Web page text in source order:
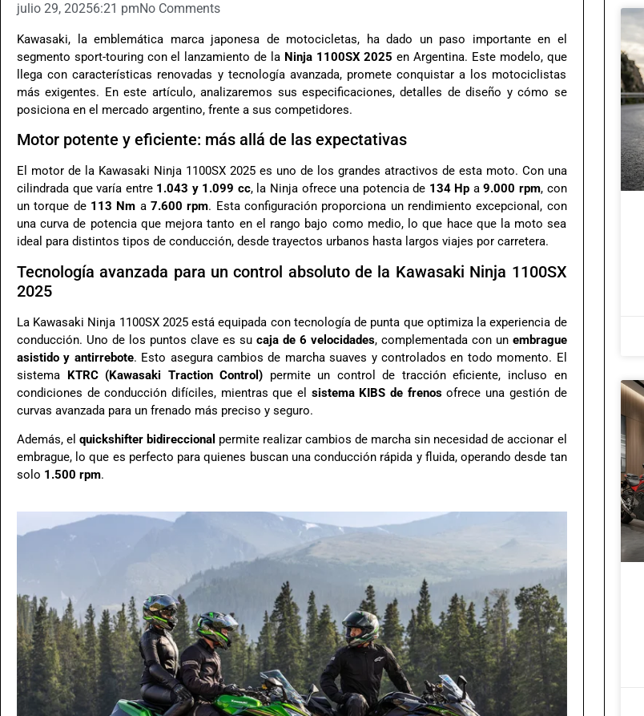
julio 29, 20256:21 pmNo Comments
Kawasaki, la emblemática marca japonesa de motocicletas, ha dado un paso importante en el
segmento sport-touring con el lanzamiento de la Ninja 1100SX 2025 en Argentina. Este modelo, que
llega con características renovadas y tecnología avanzada, promete conquistar a los motociclistas
más exigentes. En este artículo, analizaremos sus especificaciones, detalles de diseño y cómo se
posiciona en el mercado argentino, frente a sus competidores.
Motor potente y eficiente: más allá de las expectativas
El motor de la Kawasaki Ninja 1100SX 2025 es uno de los grandes atractivos de esta moto. Con una
cilindrada que varía entre 1.043 y 1.099 cc, la Ninja ofrece una potencia de 134 Hp a9.000 rpm, con
un torque de 113 Nm a 7.600 rpm. Esta configuración proporciona un rendimiento excepcional, con
una curva de potencia que mejora tanto en el rango bajo como medio, lo que hace que la moto sea
ideal para distintos tipos de conducción, desde trayectos urbanos hasta largos viajes por carretera.
Tecnología avanzada para un control absoluto de la Kawasaki Ninja 1100SX
2025
La Kawasaki Ninja 1100SX 2025 está equipada con tecnología de punta que optimiza la experiencia de
conducción. Uno de los puntos clave es su caja de 6 velocidades, complementada con un embrague
asistido y antirrebote. Esto asegura cambios de marcha suaves y controlados en todo momento. El
sistema KTRC (Kawasaki Traction Control) permite un control de tracción eficiente, incluso en
condiciones de conducción difíciles, mientras que el sistema KIBS de frenosofrece una gestión de
curvas avanzada para un frenado más preciso y seguro.
Además, elquickshifter bidireccional permite realizar cambios de marcha sin necesidad de accionar el
embrague, lo que es perfecto para quienes buscan una conducción rápida y fluida, operando desde tan
solo 1.500 rpm.